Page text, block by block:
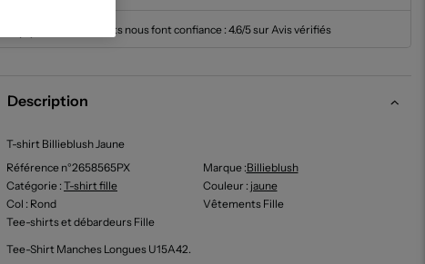
Nos clients nous font confiance : 4.6/5 sur Avis vérifiés
Description
T-shirt Billieblush Jaune
Référence n°2658565PX
Marque :Billieblush
Catégorie : T-shirt fille Couleur : jaune
Col : Rond
Vêtements Fille
Tee-shirts et débardeurs Fille
Tee-Shirt Manches Longues U15A42.